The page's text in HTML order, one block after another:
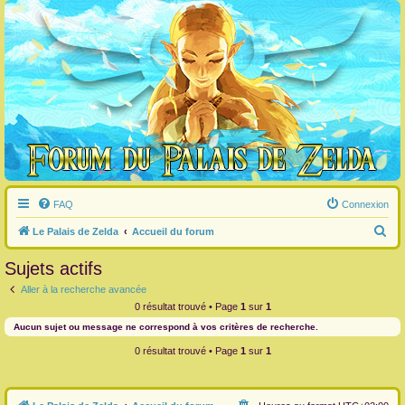
FAQ Connexion
Le Palais de Zelda Accueil du forum
e
e
r
Sujets actifs
Aller à la recherche avancée
0 résultat trouvé • Page 1 sur 1
Aucun sujet ou message ne correspond à vos critères de recherche.
0 résultat trouvé • Page 1 sur 1